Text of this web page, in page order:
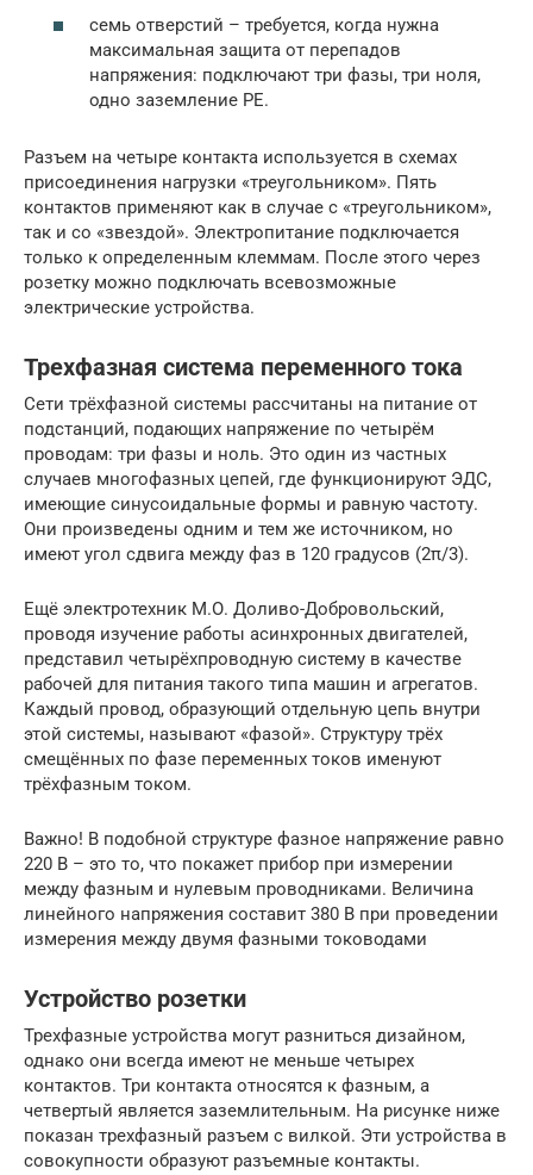
семь отверстий – требуется, когда нужна
максимальная защита от перепадов
напряжения: подключают три фазы, три ноля,
одно заземление РЕ.
Разъем на четыре контакта используется в схемах
присоединения нагрузки «треугольником». Пять
контактов применяют как в случае с «треугольником»,
так и со «звездой». Электропитание подключается
только к определенным клеммам. После этого через
розетку можно подключать всевозможные
электрические устройства.
Трехфазная система переменного тока
Сети трёхфазной системы рассчитаны на питание от
подстанций, подающих напряжение по четырём
проводам: три фазы и ноль. Это один из частных
случаев многофазных цепей, где функционируют ЭДС,
имеющие синусоидальные формы и равную частоту.
Они произведены одним и тем же источником, но
имеют угол сдвига между фаз в 120 градусов (2π/3).
Ещё электротехник М.О. Доливо-Добровольский,
проводя изучение работы асинхронных двигателей,
представил четырёхпроводную систему в качестве
рабочей для питания такого типа машин и агрегатов.
Каждый провод, образующий отдельную цепь внутри
этой системы, называют «фазой». Структуру трёх
смещённых по фазе переменных токов именуют
трёхфазным током.
Важно! В подобной структуре фазное напряжение равно
220 В – это то, что покажет прибор при измерении
между фазным и нулевым проводниками. Величина
линейного напряжения составит 380 В при проведении
измерения между двумя фазными тоководами
Устройство розетки
Трехфазные устройства могут разниться дизайном,
однако они всегда имеют не меньше четырех
контактов. Три контакта относятся к фазным, а
четвертый является заземлительным. На рисунке ниже
показан трехфазный разъем с вилкой. Эти устройства в
совокупности образуют разъемные контакты.